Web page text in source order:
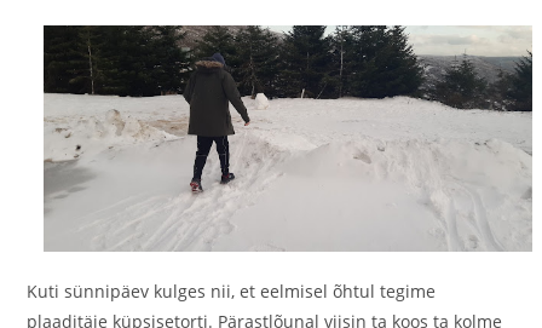
Kuti sünnipäev kulges nii, et eelmisel õhtul tegime
plaaditäie küpsisetorti. Pärastlõunal viisin ta koos ta kolme